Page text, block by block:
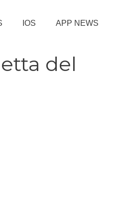
IOS APP NEWS
del